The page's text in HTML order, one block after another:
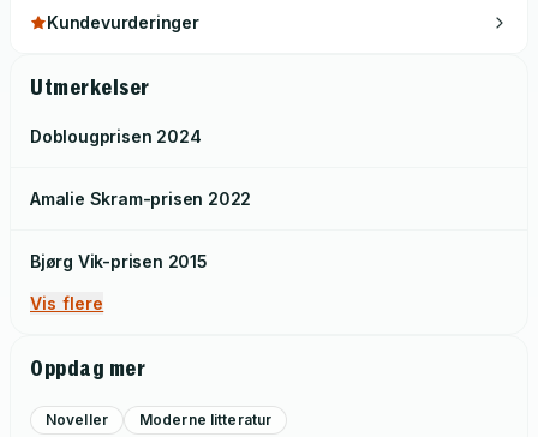
Kundevurderinger
Utmerkelser
Doblougprisen 2024
Amalie Skram-prisen 2022
Bjørg Vik-prisen 2015
Vis flere
Oppdag mer
Noveller Moderne litteratur